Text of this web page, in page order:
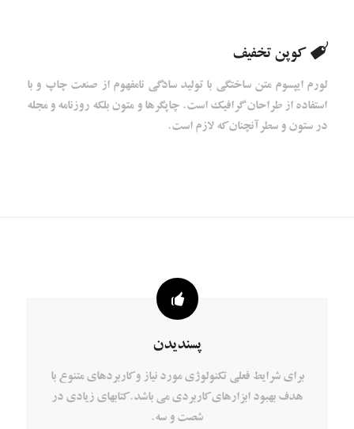
کوپن تخفیف
لورم ایپسوم متن ساختگی با تولید سادگی نامفهوم از صنعت چاپ و با
استفاده از طراحان گرافیک است. چاپگرها و متون بلکه روزنامه و مجله
در ستون و سطرآنچنان که لازم است.
پسندیدن
برای شرایط فعلی تکنولوژی مورد نیاز و کاربردهای متنوع با
هدف بهبود ابزارهای کاربردی می باشد. کتابهای زیادی در
شصت و سه.